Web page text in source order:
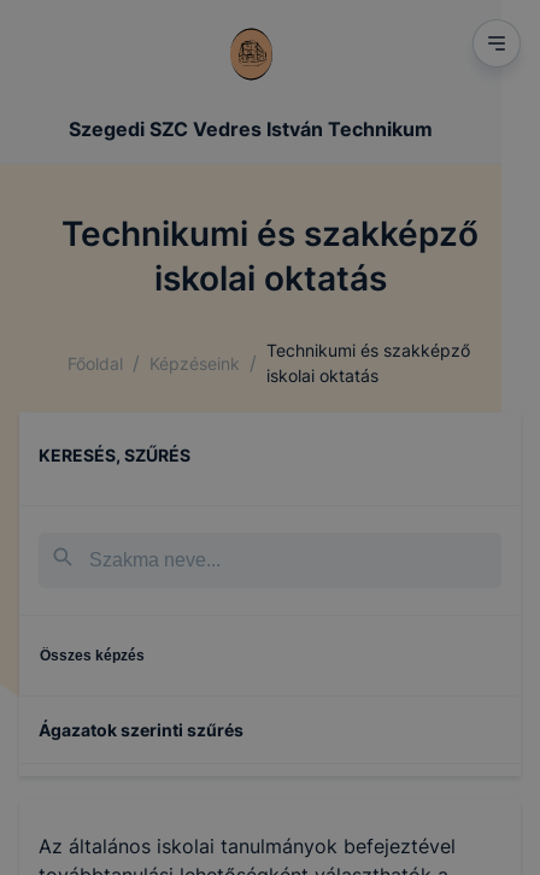
Szegedi SZC Vedres István Technikum
Technikumi és szakképző
iskolai oktatás
Főoldal / Képzéseink /
Technikumi és szakképző
iskolai oktatás
KERESÉS, SZŰRÉS
Összes képzés
Ágazatok szerinti szűrés
Építőipar
Az általános iskolai tanulmányok befejeztével